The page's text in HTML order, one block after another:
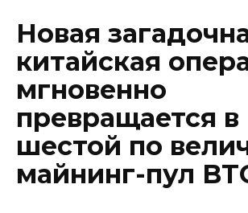
Новая
китайская
мгновенно
превращается в
шестой по
майнинг-пул